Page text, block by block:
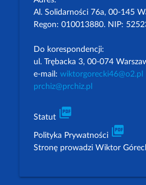
Al. Solidarności 76a, 00-145
Regon: 010013880. NIP:
Do korespondencji:
ul. Trębacka 3, 00-074
e-mail: wiktorgorecki46@o2.pl
prchiz@prchiz.pl
Statut picture_as_pdf
Polityka Prywatności picture_as_pdf
Stronę prowadzi Wiktor